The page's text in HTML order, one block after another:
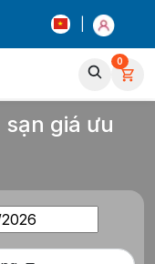
0
khách sạn Tiện
giá ưu